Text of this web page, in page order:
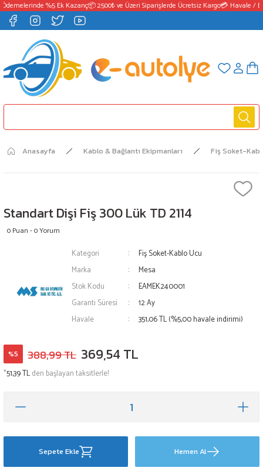
%5 Ek Kazanç📦 2500₺ ve Üzeri Siparişlerde Ücretsiz Kargo💳 Havale /
Anasayfa Kablo & Bağlantı Ekipmanları Fiş Soket-
Standart Dişi Fiş 300 Lük TD 2114
0 Puan - 0 Yorum
Kategori
Fiş Soket-Kablo Ucu
Marka
Mesa
Stok Kodu
EAMEK240001
Garanti Süresi
12 Ay
Havale
351,06 TL (%5,00 havale indirimi)
%5 388,99 TL 369,54 TL
*51,39 TLden başlayan taksitlerle!
Sepete Ekle Hemen Al